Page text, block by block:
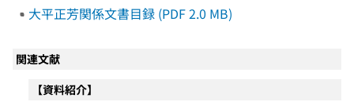
大平正芳関係文書目録 (PDF 2.0 MB)
関連文献
【資料紹介】